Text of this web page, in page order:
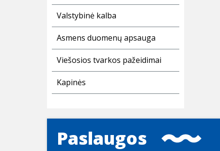
Valstybinė kalba
Asmens duomenų apsauga
Viešosios tvarkos pažeidimai
Kapinės
Paslaugos